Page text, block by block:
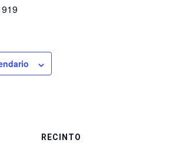
RECINTO